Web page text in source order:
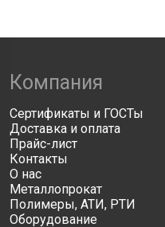
Компания
Сертификаты и ГОСТы
Доставка и оплата
Прайс-лист
Контакты
О нас
Металлопрокат
Полимеры, АТИ, РТИ
Оборудование